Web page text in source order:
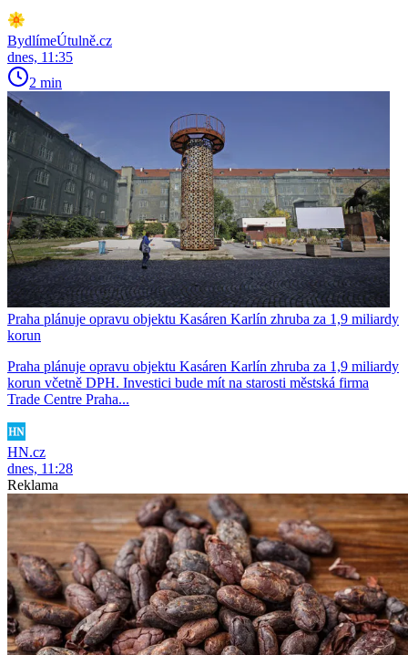
BydlímeÚtulně.cz
dnes, 11:35
2 min
Praha plánuje opravu objektu Kasáren Karlín zhruba za 1,9 miliardy
korun
Praha plánuje opravu objektu Kasáren Karlín zhruba za 1,9 miliardy
korun včetně DPH. Investici bude mít na starosti městská firma
Trade Centre Praha...
HN.cz
dnes, 11:28
Reklama